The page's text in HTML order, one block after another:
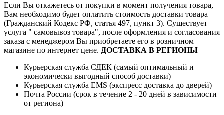
Если Вы откажетесь от покупки в момент получения товара,
Вам необходимо будет оплатить стоимость доставки товара
(Гражданский Кодекс РФ, статья 497, пункт 3). Существует
услуга " самовывоз товара", после оформления и согласования
заказа с менеджером Вы приобретаете его в розничном
магазине по интернет цене. ДОСТАВКА В РЕГИОНЫ
Курьерская служба СДЕК (самый оптимальный и
экономически выгодный способ доставки)
Курьерская служба EMS (экспресс доставка до дверей)
Почта России (срок в течение 2 - 20 дней в зависимости
от региона)